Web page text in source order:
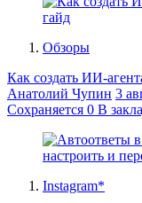
Обзоры
Как создать ИИ-
Анатолий Чупин 3
Сохраняется 0 В
Instagram*